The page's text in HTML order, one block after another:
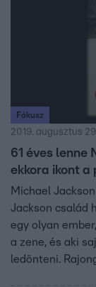
Fókusz
2019. augusztus
61 éves lenne
ekkora ikont a
Michael
Jackson család
egy olyan
a zene, és aki
ledönteni.